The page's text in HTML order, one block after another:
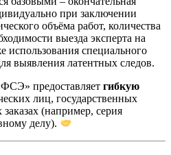
при заключении
объёма работ, количества
выезда эксперта на
использования специального
выявления латентных следов.
предоставляет гибкую
лиц, государственных
(например, серия
делу).